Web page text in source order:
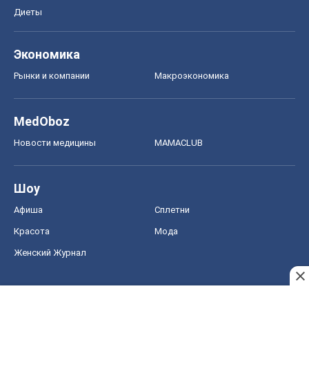
Диеты
Экономика
Рынки и компании Mакроэкономика
MedOboz
Новости медицины MAMACLUB
Шоу
Афиша Сплетни
Красота Мода
Женский Журнал